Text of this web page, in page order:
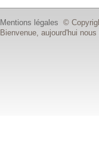
Mentions légales ©
Bienvenue, aujourd'hui